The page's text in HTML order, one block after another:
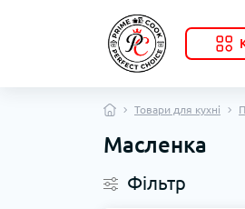
Товари для кухні
Масленка
Фільтр